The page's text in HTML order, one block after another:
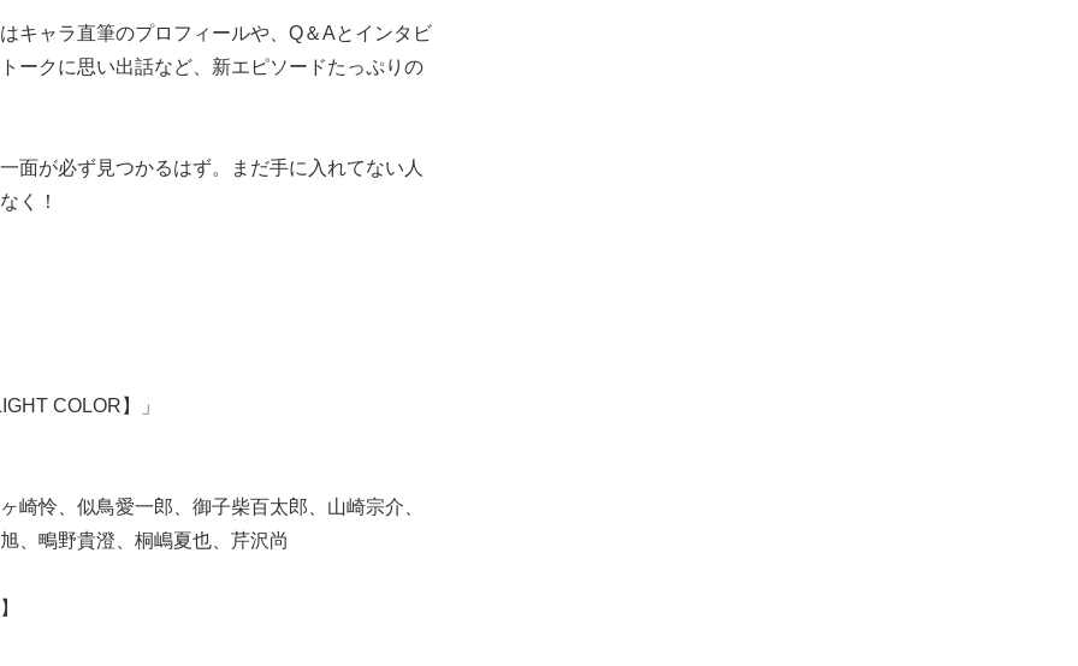
キャラ直筆のプロフィールや、Q＆Aとインタビ
ークに思い出話など、新エピソードたっぷりの
面が必ず見つかるはず。まだ手に入れてない人
く！
COLOR】」
崎怜、似鳥愛一郎、御子柴百太郎、山崎宗介、
、鴫野貴澄、桐嶋夏也、芹沢尚